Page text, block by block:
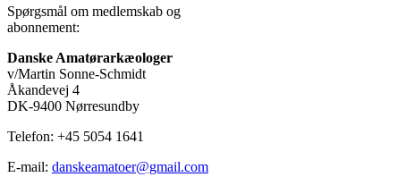
Spørgsmål om medlemskab og
abonnement:
Danske Amatørarkæologer
v/Martin Sonne-Schmidt
Åkandevej 4
DK-9400 Nørresundby
Telefon: +45 5054 1641
E-mail: danskeamatoer@gmail.com